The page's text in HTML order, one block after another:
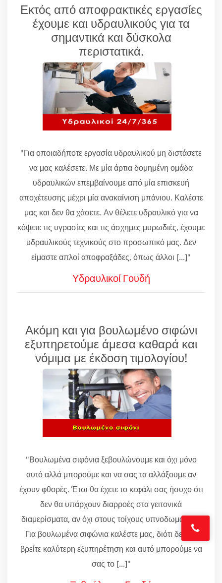
Εκτός από αποφρακτικές εργασίες
έχουμε και υδραυλικούς για τα
σημαντικά και δύσκολα
περιστατικά.
"Για οποιαδήποτε εργασία υδραυλικού μη διστάσετε
να μας καλέσετε. Με μία άρτια δομημένη ομάδα
υδραυλικών επεμβαίνουμε από μία επισκευή
αποχέτευσης μέχρι μία ανακαίνιση μπάνιου. Καλέστε
μας και δεν θα χάσετε. Αν θέλετε υδραυλικό για να
κόψετε τις υγρασίες και τις άσχημες μυρωδιές, έχουμε
υδραυλικούς τεχνικούς στο προσωπικό μας. Δεν
είμαστε απλοί αποφραξάδες, όπως άλλοι [...]"
Υδραυλικοί Γουδή
Ακόμη και για βουλωμένο σιφώνι
εξυπηρετούμε άμεσα καθαρά και
νόμιμα με έκδοση τιμολογίου!
"Βουλωμένα σιφόνια ξεβουλώνουμε και όχι μόνο
αυτό αλλά μπορούμε και να σας τα αλλάξουμε αν
έχουν φθορές. Έτσι θα έχετε το κεφάλι σας ήσυχο ότι
δεν θα υπάρχουν διαρροές στα γειτονικά
διαμερίσματα, αν όχι στους τοίχους υπνοδωματίων.
Για βουλωμένα σιφώνια καλέστε μας, διότι δεν θα
βρείτε καλύτερη εξυπηρέτηση και αυτό μπορούμε να
σας το [...]"